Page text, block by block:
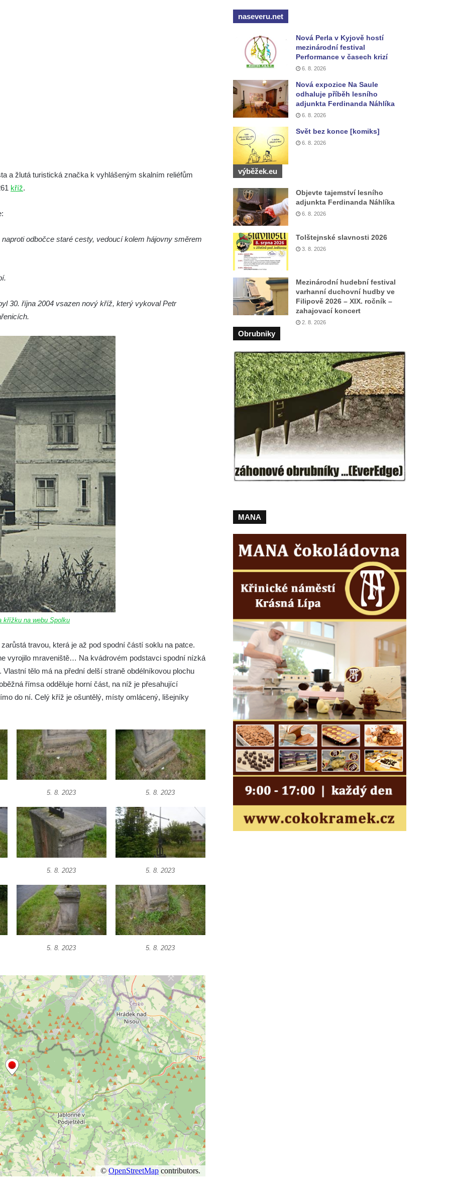
a žlutá turistická značka k vyhlášeným skalním reliéfům
kříž.
odbočce staré cesty, vedoucí kolem hájovny směrem
30. října 2004 vsazen nový kříž, který vykoval Petr
křížku na webu Spolku
travou, která je až pod spodní částí soklu na patce.
vyrojilo mraveniště… Na kvádrovém podstavci spodní nízká
tělo má na přední delší straně obdélníkovou plochu
římsa odděluje horní část, na níž je přesahující
do ní. Celý kříž je ošuntělý, místy omlácený, lišejníky
5. 8. 2023 5. 8. 2023
5. 8. 2023 5. 8. 2023
5. 8. 2023 5. 8. 2023
naseveru.net
Nová Perla v Kyjově hostí
mezinárodní festival
Performance v časech krizí
6. 8. 2026
Nová expozice Na Saule
odhaluje příběh lesního
adjunkta Ferdinanda Náhlíka
6. 8. 2026
Svět bez konce [komiks]
6. 8. 2026
výběžek.eu
Objevte tajemství lesního
adjunkta Ferdinanda Náhlíka
6. 8. 2026
Tolštejnské slavnosti 2026
3. 8. 2026
Mezinárodní hudební festival
varhanní duchovní hudby ve
Filipově 2026 – XIX. ročník –
zahajovací koncert
2. 8. 2026
Obrubniky
MANA